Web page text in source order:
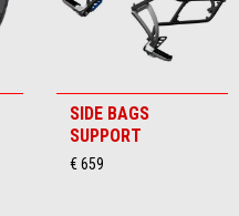
SIDE BAGS
SUPPORT
€ 659